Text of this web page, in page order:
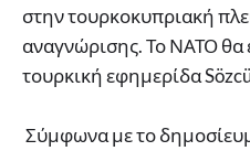
στην τουρκοκυπριακή
αναγνώρισης. Το ΝΑΤΟ θα
τουρκική εφημερίδα
Σύμφωνα με το